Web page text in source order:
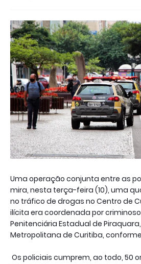
Uma operação conjunta entre as
mira, nesta terça-feira (10), uma
no tráfico de drogas no Centro de
ilícita era coordenada por
Penitenciária Estadual de
Metropolitana de Curitiba,
Os policiais cumprem, ao todo, 50